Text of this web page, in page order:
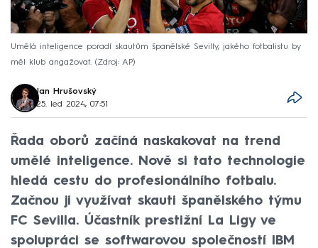
Umělá inteligence poradí skautům španělské Sevilly, jakého fotbalistu by
měl klub angažovat.
Zdroj: AP
Jan Hrušovský
25. led 2024, 07:51
Řada oborů začíná naskakovat na trend
umělé inteligence. Nově si tato technologie
hledá cestu do profesionálního fotbalu.
Začnou ji využívat skauti španělského týmu
FC Sevilla. Účastník prestižní La Ligy ve
spolupráci se softwarovou společností IBM